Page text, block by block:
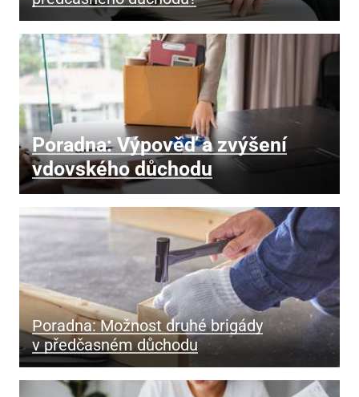
Poradna: Výpověď a zvýšení
vdovského důchodu
Poradna: Možnost druhé brigády
v předčasném důchodu